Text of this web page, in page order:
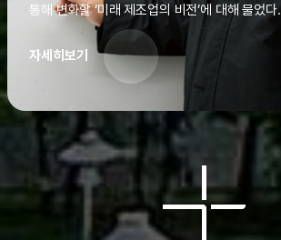
통해 변화할 ‘미래 제조업의 비전’에 대해 물었다.
자세히보기